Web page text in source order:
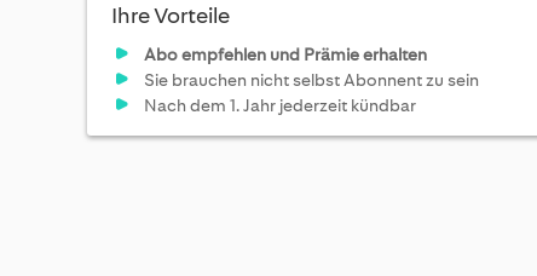
Ihre Vorteile
Abo empfehlen und Prämie erhalten
Sie brauchen nicht selbst Abonnent zu sein
Nach dem 1. Jahr jederzeit kündbar